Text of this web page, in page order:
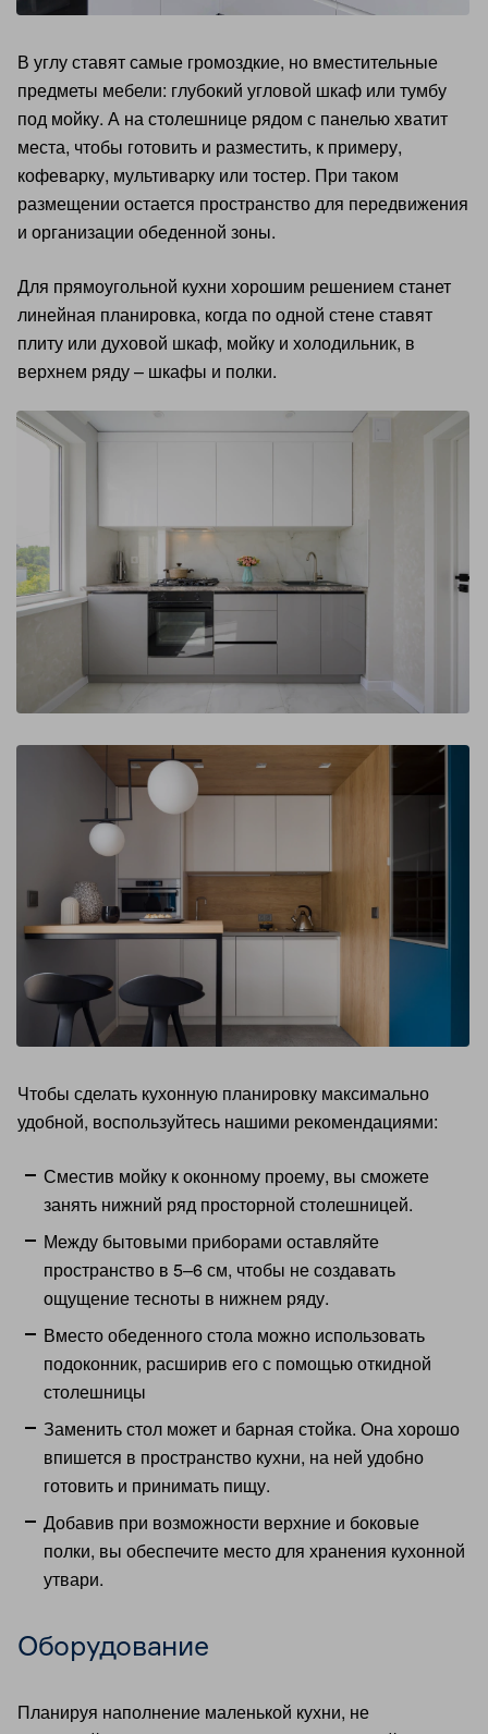
В углу ставят самые громоздкие, но вместительные
предметы мебели: глубокий угловой шкаф или тумбу
под мойку. А на столешнице рядом с панелью хватит
места, чтобы готовить и разместить, к примеру,
кофеварку, мультиварку или тостер. При таком
размещении остается пространство для передвижения
и организации обеденной зоны.
Для прямоугольной кухни хорошим решением станет
линейная планировка, когда по одной стене ставят
плиту или духовой шкаф, мойку и холодильник, в
верхнем ряду – шкафы и полки.
Чтобы сделать кухонную планировку максимально
удобной, воспользуйтесь нашими рекомендациями:
Сместив мойку к оконному проему, вы сможете
занять нижний ряд просторной столешницей.
Между бытовыми приборами оставляйте
пространство в 5–6 см, чтобы не создавать
ощущение тесноты в нижнем ряду.
Вместо обеденного стола можно использовать
подоконник, расширив его с помощью откидной
столешницы
Заменить стол может и барная стойка. Она хорошо
впишется в пространство кухни, на ней удобно
готовить и принимать пищу.
Добавив при возможности верхние и боковые
полки, вы обеспечите место для хранения кухонной
утвари.
Оборудование
Планируя наполнение маленькой кухни, не